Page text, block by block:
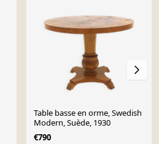
Table basse en orme, Swedish
Modern, Suède, 1930
€790